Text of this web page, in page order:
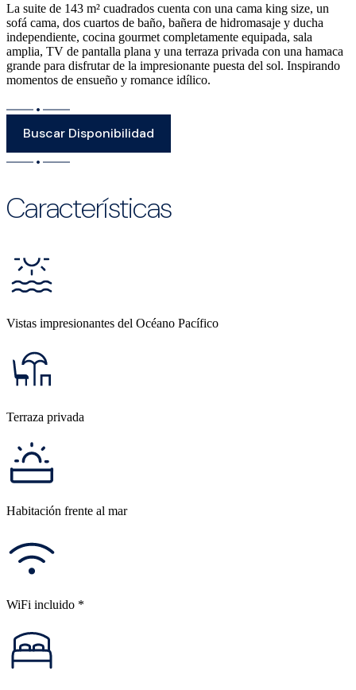
La suite de 143 m² cuadrados cuenta con una cama king size, un
sofá cama, dos cuartos de baño, bañera de hidromasaje y ducha
independiente, cocina gourmet completamente equipada, sala
amplia, TV de pantalla plana y una terraza privada con una hamaca
grande para disfrutar de la impresionante puesta del sol. Inspirando
momentos de ensueño y romance idílico.
Buscar Disponibilidad
Características
Vistas impresionantes del Océano Pacífico
Terraza privada
Habitación frente al mar
WiFi incluido *